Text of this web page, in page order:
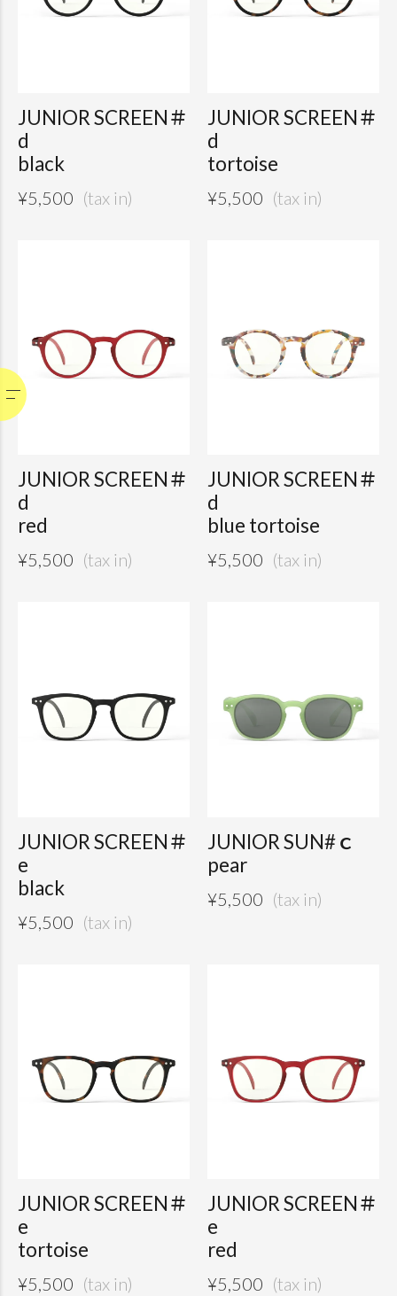
JUNIOR SCREEN＃
d
black
¥5,500
JUNIOR SCREEN＃
d
tortoise
¥5,500
JUNIOR SCREEN＃
d
red
¥5,500
JUNIOR SCREEN＃
d
blue tortoise
¥5,500
JUNIOR SCREEN＃
e
black
¥5,500
JUNIOR SUN#ｃ
pear
¥5,500
JUNIOR SCREEN＃
e
tortoise
¥5,500
JUNIOR SCREEN＃
e
red
¥5,500